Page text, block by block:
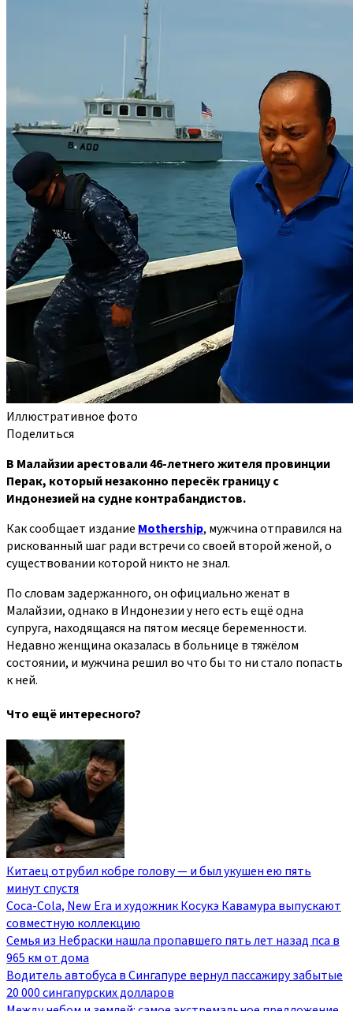
Иллюстративное фото
Поделиться
В Малайзии арестовали 46‑летнего жителя провинции
Перак, который незаконно пересёк границу с
Индонезией на судне контрабандистов.
Как сообщает издание Mothership, мужчина отправился на
рискованный шаг ради встречи со своей второй женой, о
существовании которой никто не знал.
По словам задержанного, он официально женат в
Малайзии, однако в Индонезии у него есть ещё одна
супруга, находящаяся на пятом месяце беременности.
Недавно женщина оказалась в больнице в тяжёлом
состоянии, и мужчина решил во что бы то ни стало попасть
к ней.
Что ещё интересного?
Китаец отрубил кобре голову — и был укушен ею пять
минут спустя
Coca-Cola, New Era и художник Косукэ Кавамура выпускают
совместную коллекцию
Семья из Небраски нашла пропавшего пять лет назад пса в
965 км от дома
Водитель автобуса в Сингапуре вернул пассажиру забытые
20 000 сингапурских долларов